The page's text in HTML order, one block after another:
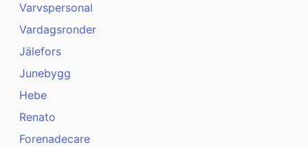
Varvspersonal
Vardagsronder
Jälefors
Junebygg
Hebe
Renato
Forenadecare